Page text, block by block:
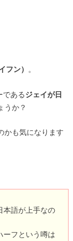
フン） 。
であるジェイが日
うか？
かも気になります
本語が上手なの
ーフという噂は